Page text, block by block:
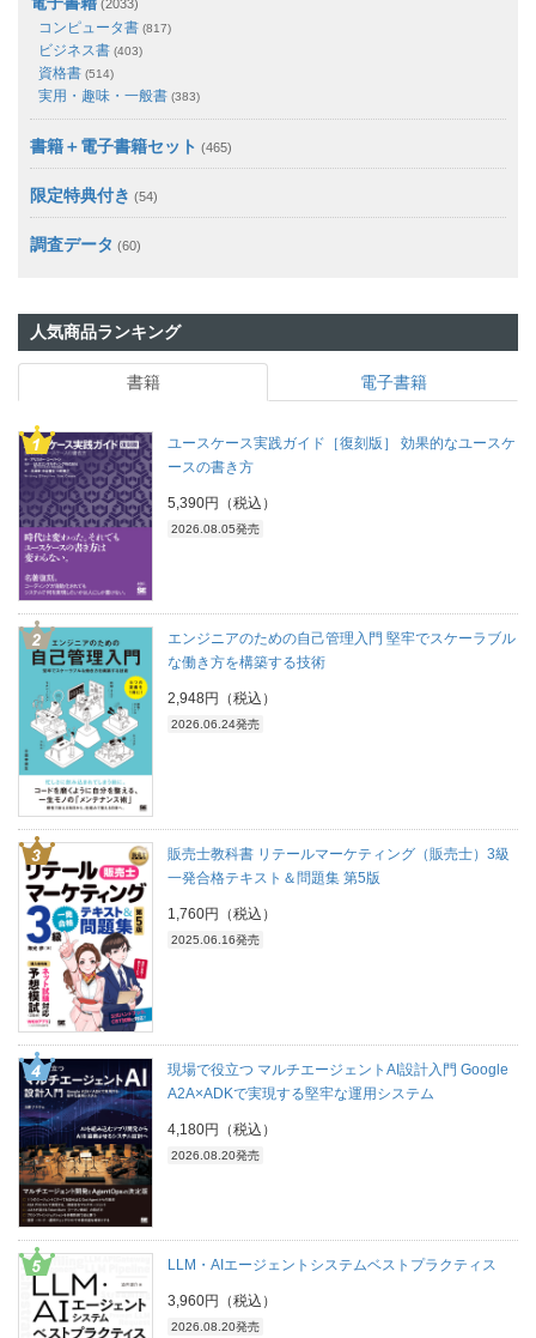
(2033)
コンピュータ書 (817)
ビジネス書 (403)
資格書 (514)
実用・趣味・一般書 (383)
書籍＋電子書籍セット (465)
限定特典付き (54)
調査データ (60)
人気商品ランキング
書籍 電子書籍
ユースケース実践ガイド［復刻版］ 効果的なユースケ
ースの書き方
5,390円（税込）
2026.08.05発売
エンジニアのための自己管理入門 堅牢でスケーラブル
な働き方を構築する技術
2,948円（税込）
2026.06.24発売
販売士教科書 リテールマーケティング（販売士）3級
一発合格テキスト＆問題集 第5版
1,760円（税込）
2025.06.16発売
現場で役立つ マルチエージェントAI設計入門 Google
A2A×ADKで実現する堅牢な運用システム
4,180円（税込）
2026.08.20発売
LLM・AIエージェントシステムベストプラクティス
3,960円（税込）
2026.08.20発売